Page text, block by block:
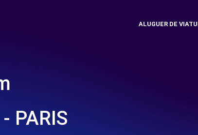
ALUGUER DE
PARIS